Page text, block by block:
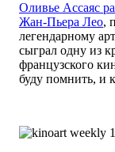
Оливье Ассаяс
Жан-Пьера Лео,
легендарному
сыграл одну из
французского
буду помнить, и